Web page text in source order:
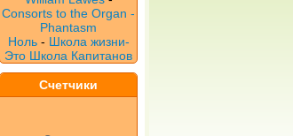
Consorts to the Organ -
Phantasm
Ноль- Школа жизни-
Это Школа Капитанов
Счетчики